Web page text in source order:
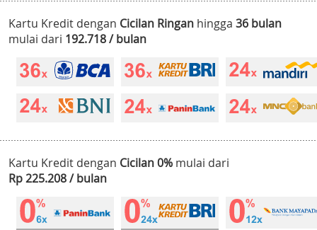
Kartu Kredit dengan Cicilan Ringan hingga 36 bulan
mulai dari 192.718 / bulan
Kartu Kredit dengan Cicilan 0% mulai dari
Rp 225.208 / bulan